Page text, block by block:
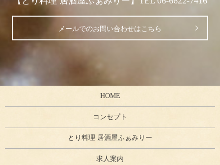
メールでのお問い合わせはこちら
HOME
コンセプト
とり料理 居酒屋ふぁみりー
求人案内